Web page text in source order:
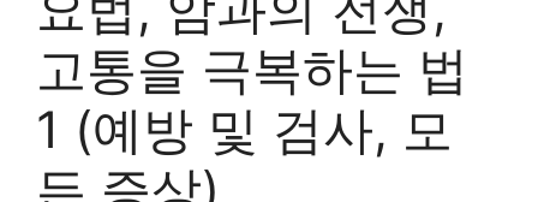
고통을 극복하는 법
1 (예방 및 검사, 모
든 증상)